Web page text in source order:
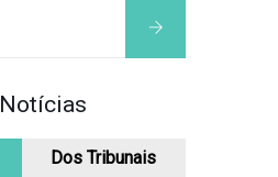
Notícias
Dos Tribunais